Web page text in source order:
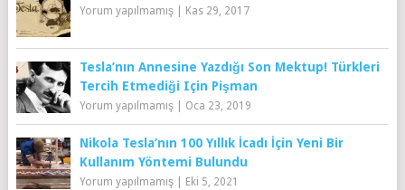
Yorum yapılmamış| Kas 29, 2017
Tesla’nın Annesine Yazdığı Son Mektup! Türkleri
Tercih Etmediği Için Pişman
Yorum yapılmamış| Oca 23, 2019
Nikola Tesla’nın 100 Yıllık İcadı İçin Yeni Bir
Kullanım Yöntemi Bulundu
Yorum yapılmamış| Eki 5, 2021